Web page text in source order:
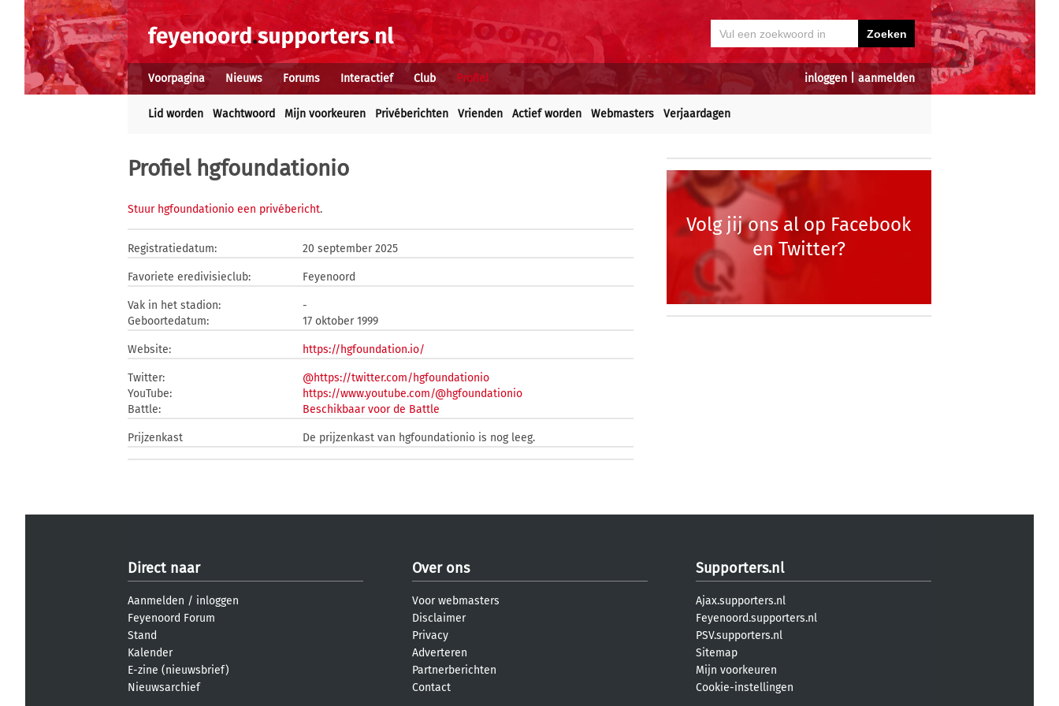
inloggen aanmelden
Voorpagina Nieuws Forums Interactief Club Profiel
Lid worden Wachtwoord Mijn voorkeuren Privéberichten Vrienden Actief worden Webmasters Verjaardagen
Profiel hgfoundationio
Stuur hgfoundationio een privébericht.
Registratiedatum: 20 september 2025
Favoriete eredivisieclub: Feyenoord
Vak in het stadion:
-
Geboortedatum:
17 oktober 1999
Website: https://hgfoundation.io/
Twitter:
@https://twitter.com/hgfoundationio
YouTube:
https://www.youtube.com/@hgfoundationio
Battle:
Beschikbaar voor de Battle
Prijzenkast De prijzenkast van hgfoundationio is nog leeg.
Volg jij ons al op Facebook
en Twitter?
Direct naar
Aanmelden / inloggen
Feyenoord Forum
Stand
Kalender
E-zine (nieuwsbrief)
Nieuwsarchief
Over ons
Voor webmasters
Disclaimer
Privacy
Adverteren
Partnerberichten
Contact
Supporters.nl
Ajax.supporters.nl
Feyenoord.supporters.nl
PSV.supporters.nl
Sitemap
Mijn voorkeuren
Cookie-instellingen